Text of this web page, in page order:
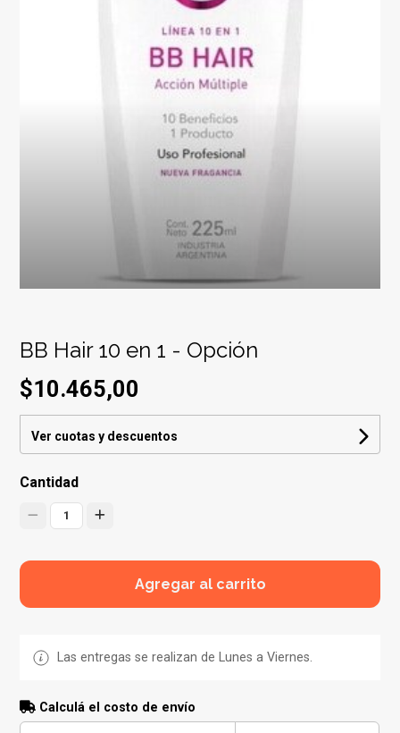
BB Hair 10 en 1 - Opción
$10.465,00
Ver cuotas y descuentos
Cantidad
1
Agregar al carrito
Las entregas se realizan de Lunes a Viernes.
Calculá el costo de envío